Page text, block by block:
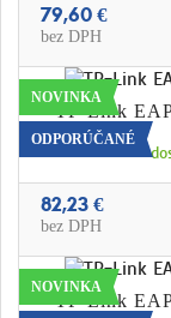
79,60 €
bez DPH
NOVINKA
ODPORÚČANÉ
TP-Link
82,23 €
bez DPH
NOVINKA
TP-Link